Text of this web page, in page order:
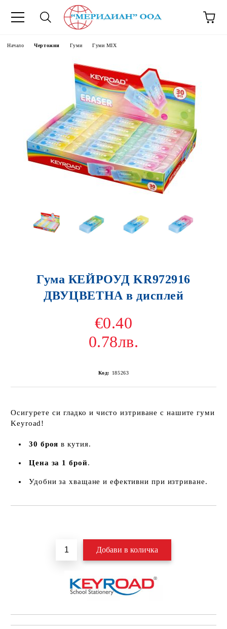
Начало Чертожни Гуми Гуми MIX
Гума КЕЙРОУД KR972916
ДВУЦВЕТНА в дисплей
€0.40
0.78лв.
Код: 185263
Осигурете си гладко и чисто изтриване с нашите гуми
Keyroad!
30 броя в кутия.
Цена за 1 брой.
Удобни за хващане и ефективни при изтриване.